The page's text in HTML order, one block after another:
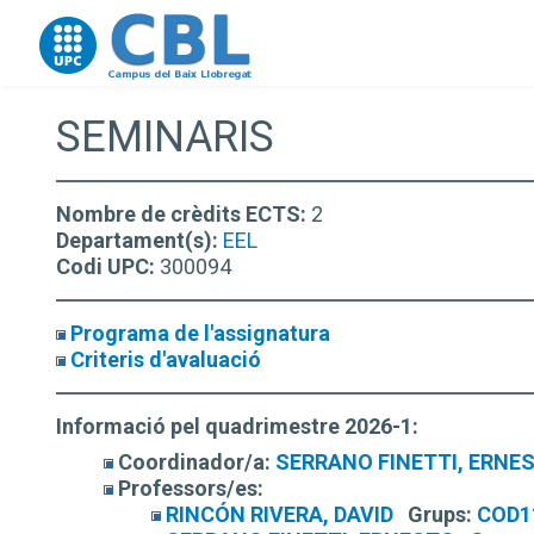
Go to upc.edu
SEMINARIS
Nombre de crèdits ECTS: 2
Departament(s): EEL
Codi UPC: 300094
Programa de l'assignatura
Criteris d'avaluació
Informació pel quadrimestre 2026-1:
Coordinador/a: SERRANO FINETTI,
Professors/es:
RINCÓN RIVERA, DAVID
Grups: